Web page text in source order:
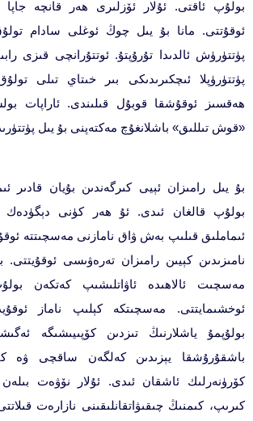
بولۇپ ئاقتى. ئۇلار ئۆزلىرى ھەر قانچە جاپا
ئوقۇتتى. مانا بۇ يىل چوڭ ئوغلى سادام
پۈتتۈرۈش ئالدىدا تۇرۇپتۇ. ئوتتۇرانچى قىزى
پۈتتۈرۈپلا ئىچكىرىدىكى بىر خىتاي تىلى
ھەقسىز ئوقۇشقا قوبۇل قىلىندى. ئاراپات
«قوش تىللىق» باشلانغۇچ مەكتەپنى بۇ يىل
بۇ يىل رامىزان ئېيى كىرگەندىن بۇيان قادىر
بولۇپ قالغان ئىدى. ئۇ ھەر كۈنى دېگۈدەك
ئىماملىق قىلىپ بەش ۋاق نامازنى مەسچىتتە
نامىزىدىن كېيىن رامىزان تەرەۋىسى ئوقۇيتتى.
مەسچىت ئالاھىدە ئاۋاتلىشىپ كەتكەن
ئوخشىمايتتى. مەسچىتكە كېلىپ ناماز
بولۇپمۇ ياشلارنىڭ تىزدىن كۆپىيىشىگە
باشقۇرۇشقا يېزىدىن كەلگەن ساقچى ۋە
كۆرۈنەرلىك ئاشقان ئىدى. ئۇلار نۆۋەت
كىرىپ، كىمنىڭ چىقىۋاتقانلىقىنى نازارەت